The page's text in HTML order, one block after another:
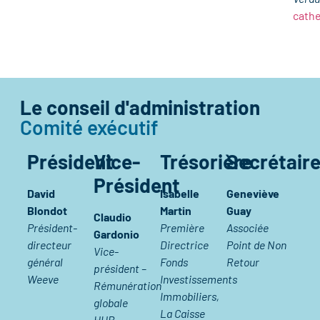
Le conseil d'administration
Comité exécutif
Président
David
Blondot
Président-
directeur
général
Weeve
Vice-
Président
Claudio
Gardonio
Vice-
président –
Rémunération
globale
Trésorière
Isabelle
Martin
Première
Directrice
Fonds
Investissements
Immobiliers,
La Caisse
Geneviève
Guay
Associée
Point de Non
Retour